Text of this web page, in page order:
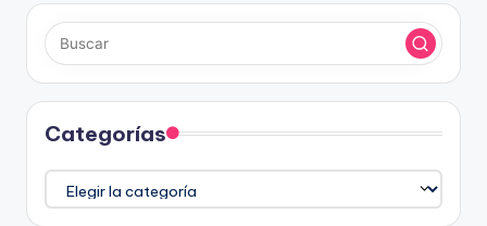
Categorías
Categorías